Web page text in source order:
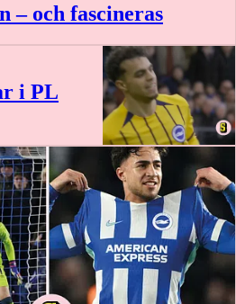
– och fascineras
i PL